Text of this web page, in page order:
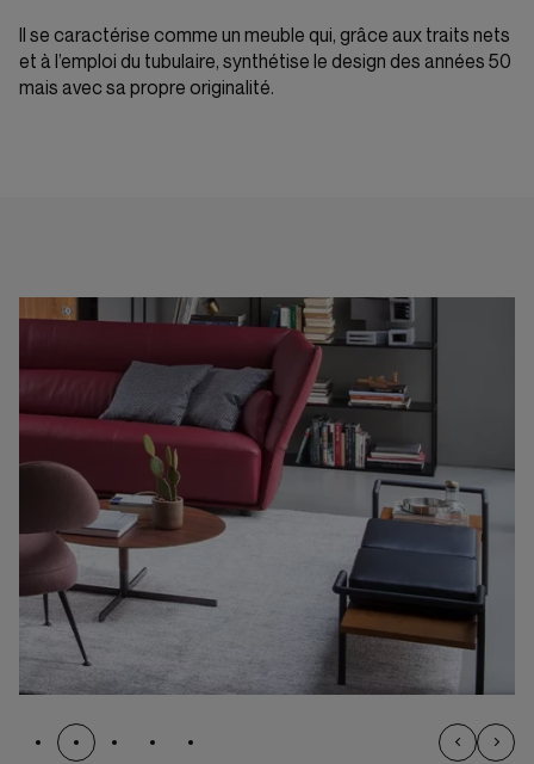
Il se caractérise comme un meuble qui, grâce aux traits nets
et à l’emploi du tubulaire, synthétise le design des années 50
mais avec sa propre originalité.